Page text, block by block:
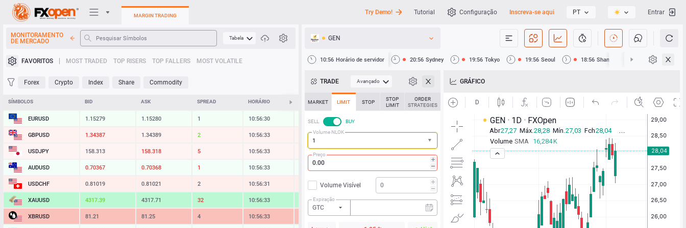
Plataformas de negociação
Heatmap
MARGIN TRADING Try Demo! Tutorial Configuração Inscreva-se aqui PT Entrar
MONITORAMENTO
DE MERCADO
Tabela
FAVORITOS MOST TRADED TOP RISERS TOP FALLERS MOST VOLATILE
Forex Crypto Index Share Commodity
SÍMBOLOS BID ASK SPREAD HORÁRIO ALTERAR
EURUSD 1.15279 1.15280 1 10:56:33 0.04 %
GBPUSD 1.34388 1.34389 1 10:56:33 -0.12 %
USDJPY 158.313 158.319 6 10:56:33 -0.07 %
AUDUSD 0.70367 0.70368 1 10:56:33 0.05 %
USDCHF 0.81020 0.81022 2 10:56:33
XAUUSD 4317.20 4317.52 32 10:56:33 1.53 %
XBRUSD 81.22 81.26 4 10:56:33 -1.79 %
GEN
10:56 Horário de servidor 20:56 Sydney 19:56 Tokyo 19:56 Seoul 18:56 Shanghai 18:56 Hong
TRADE Avançado
MARKET LIMIT STOP
STOP
LIMIT
ORDER
STRATEGIES
SELL
BUY
Volume NLOK
Preço
Volume Visível
Expiração
GTC
GRÁFICO